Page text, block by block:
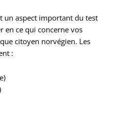
un aspect important du test
en ce qui concerne vos
citoyen norvégien. Les
: